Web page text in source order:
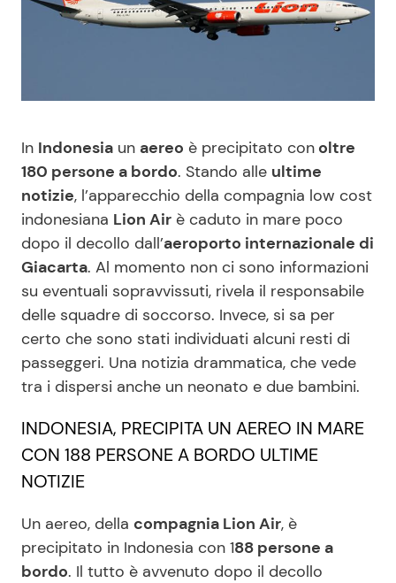
News benessere
Salute
Viaggi e Turismo
Festività
Consigli di Cucina
Primi Piatti
Ricette Facili e Veloci
Ricette Feste
Ricette per Bambini
Chi siamo
Disclaimer e Privacy
In Indonesia un aereo è precipitato con oltre
180 persone a bordo. Stando alle ultime
notizie, l’apparecchio della compagnia low cost
indonesiana Lion Air è caduto in mare poco
dopo il decollo dall’aeroporto internazionale di
Giacarta. Al momento non ci sono informazioni
su eventuali sopravvissuti, rivela il responsabile
delle squadre di soccorso. Invece, si sa per
certo che sono stati individuati alcuni resti di
passeggeri. Una notizia drammatica, che vede
tra i dispersi anche un neonato e due bambini.
INDONESIA, PRECIPITA UN AEREO IN MARE
CON 188 PERSONE A BORDO ULTIME
NOTIZIE
Un aereo, della compagnia Lion Air, è
precipitato in Indonesia con 188 persone a
bordo. Il tutto è avvenuto dopo il decollo